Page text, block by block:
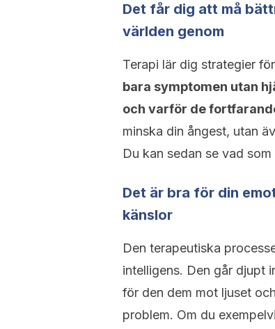
Det får dig att må
världen genom
Terapi lär dig strategier
bara symptomen utan
och varför de
minska din ångest, utan
Du kan sedan se vad
Det är bra för din
känslor
Den terapeutiska
intelligens. Den går djupt
för den dem mot ljuset
problem. Om du